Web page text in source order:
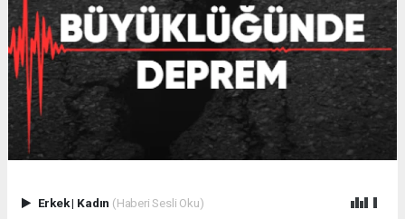
Erkek| Kadın (Haberi Sesli Oku)